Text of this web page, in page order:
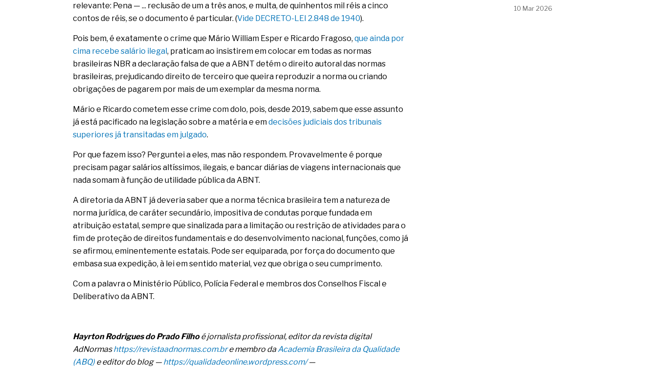
relevante: Pena — ... reclusão de um a três anos, e multa, de quinhentos mil réis a cinco
contos de réis, se o documento é particular. (Vide DECRETO-LEI 2.848 de 1940).
Pois bem, é exatamente o crime que Mário William Esper e Ricardo Fragoso,que ainda por
cima recebe salário ilegal, praticam ao insistirem em colocar em todas as normas
brasileiras NBR a declaração falsa de que a ABNT detém o direito autoral das normas
brasileiras, prejudicando direito de terceiro que queira reproduzir a norma ou criando
obrigações de pagarem por mais de um exemplar da mesma norma.
Mário e Ricardo cometem esse crime com dolo, pois, desde 2019, sabem que esse assunto
já está pacificado na legislação sobre a matéria e emdecisões judiciais dos tribunais
superiores já transitadas em julgado.
Por que fazem isso? Perguntei a eles, mas não respondem. Provavelmente é porque
precisam pagar salários altíssimos, ilegais, e bancar diárias de viagens internacionais que
nada somam à função de utilidade pública da ABNT.
A diretoria da ABNT já deveria saber que a norma técnica brasileira tem a natureza de
norma jurídica, de caráter secundário, impositiva de condutas porque fundada em
atribuição estatal, sempre que sinalizada para a limitação ou restrição de atividades para o
fim de proteção de direitos fundamentais e do desenvolvimento nacional, funções, como já
se afirmou, eminentemente estatais. Pode ser equiparada, por força do documento que
embasa sua expedição, à lei em sentido material, vez que obriga o seu cumprimento.
Com a palavra o Ministério Público, Polícia Federal e membros dos Conselhos Fiscal e
Deliberativo da ABNT.
Hayrton Rodrigues do Prado Filhoé jornalista profissional, editor da revista digital
AdNormashttps://revistaadnormas.com.bre membro daAcademia Brasileira da Qualidade
(ABQ) e editor do blog —https://qualidadeonline.wordpress.com/—
10 Mar 2026